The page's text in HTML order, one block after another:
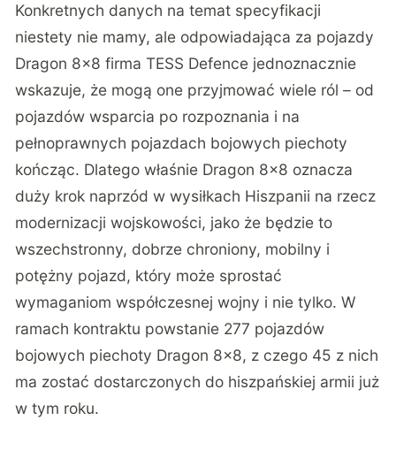
Konkretnych danych na temat specyfikacji
niestety nie mamy, ale odpowiadająca za pojazdy
Dragon 8×8 firmaTESS Defence jednoznacznie
wskazuje, że mogą one przyjmować wiele ról – od
pojazdów wsparcia po rozpoznania i na
pełnoprawnych pojazdach bojowych piechoty
kończąc. Dlatego właśnie Dragon 8×8 oznacza
duży krok naprzód w wysiłkach Hiszpanii na rzecz
modernizacji wojskowości, jako że będzie to
wszechstronny, dobrze chroniony, mobilny i
potężny pojazd, który może sprostać
wymaganiom współczesnej wojny i nie tylko. W
ramach kontraktu powstanie 277 pojazdów
bojowych piechoty Dragon 8×8, z czego 45 z nich
ma zostać dostarczonych do hiszpańskiej armii już
w tym roku.